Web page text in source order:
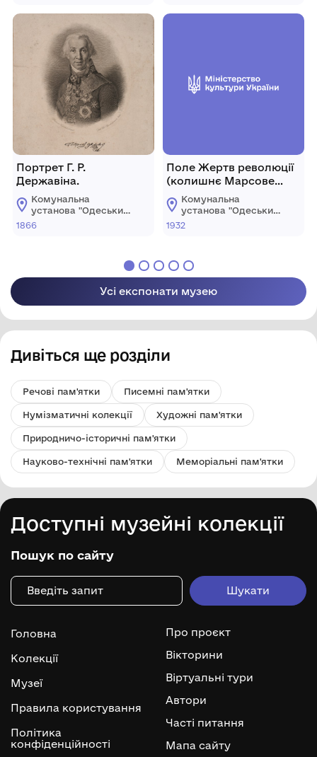
Портрет Г. Р.
Державіна.
Комунальна
установа "Одеський
національний
1866
Поле Жертв революції
(колишнє Марсове
поле)Комунальна
установа "Одеський
національний
1932
Усі експонати музею
Дивіться ще розділи
Речові пам'ятки Писемні пам'ятки
Нумізматичні колекції Художні пам'ятки
Природничо-історичні пам'ятки
Науково-технічні пам'ятки Меморіальні пам'ятки
Доступні музейні колекції
Пошук по сайту
Головна
Колекції
Музеї
Правила користування
Політика
конфіденційності
Про проєкт
Вікторини
Віртуальні тури
Автори
Часті питання
Мапа сайту